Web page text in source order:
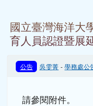
國立臺灣海洋大
育人員認證暨展
公告 吳雯菁 -學務處公
請參閱附件。